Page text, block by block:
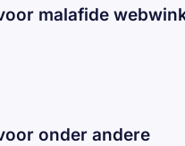
malafide
onder andere